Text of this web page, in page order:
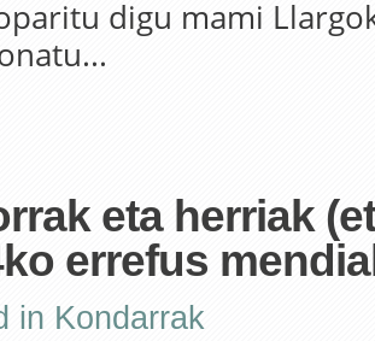
digu mami
eta herriak
errefus
in Kondarrak